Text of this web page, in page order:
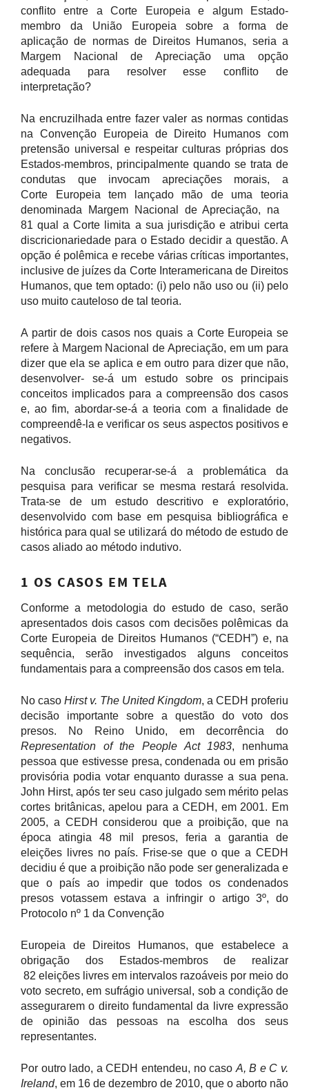
conflito entre a Corte Europeia e algum Estado-
membro da União Europeia sobre a forma de
aplicação de normas de Direitos Humanos, seria a
Margem Nacional de Apreciação uma opção
adequada para resolver esse conflito de
interpretação?
Na encruzilhada entre fazer valer as normas contidas
na Convenção Europeia de Direito Humanos com
pretensão universal e respeitar culturas próprias dos
Estados-membros, principalmente quando se trata de
condutas que invocam apreciações morais, a
Corte Europeia tem lançado mão de uma teoria
denominada Margem Nacional de Apreciação, na
81 qual a Corte limita a sua jurisdição e atribui certa
discricionariedade para o Estado decidir a questão. A
opção é polêmica e recebe várias críticas importantes,
inclusive de juízes da Corte Interamericana de Direitos
Humanos, que tem optado: (i) pelo não uso ou (ii) pelo
uso muito cauteloso de tal teoria.
A partir de dois casos nos quais a Corte Europeia se
refere à Margem Nacional de Apreciação, em um para
dizer que ela se aplica e em outro para dizer que não,
desenvolver- se-á um estudo sobre os principais
conceitos implicados para a compreensão dos casos
e, ao fim, abordar-se-á a teoria com a finalidade de
compreendê-la e verificar os seus aspectos positivos e
negativos.
Na conclusão recuperar-se-á a problemática da
pesquisa para verificar se mesma restará resolvida.
Trata-se de um estudo descritivo e exploratório,
desenvolvido com base em pesquisa bibliográfica e
histórica para qual se utilizará do método de estudo de
casos aliado ao método indutivo.
1 OS CASOS EM TELA
Conforme a metodologia do estudo de caso, serão
apresentados dois casos com decisões polêmicas da
Corte Europeia de Direitos Humanos (“CEDH”) e, na
sequência, serão investigados alguns conceitos
fundamentais para a compreensão dos casos em tela.
No caso Hirst v. The United Kingdom, a CEDH proferiu
decisão importante sobre a questão do voto dos
presos. No Reino Unido, em decorrência do
Representation of the People Act 1983, nenhuma
pessoa que estivesse presa, condenada ou em prisão
provisória podia votar enquanto durasse a sua pena.
John Hirst, após ter seu caso julgado sem mérito pelas
cortes britânicas, apelou para a CEDH, em 2001. Em
2005, a CEDH considerou que a proibição, que na
época atingia 48 mil presos, feria a garantia de
eleições livres no país. Frise-se que o que a CEDH
decidiu é que a proibição não pode ser generalizada e
que o país ao impedir que todos os condenados
presos votassem estava a infringir o artigo 3º, do
Protocolo nº 1 da Convenção
Europeia de Direitos Humanos, que estabelece a
obrigação dos Estados-membros de realizar
82 eleições livres em intervalos razoáveis por meio do
voto secreto, em sufrágio universal, sob a condição de
assegurarem o direito fundamental da livre expressão
de opinião das pessoas na escolha dos seus
representantes.
Por outro lado, a CEDH entendeu, no caso A, B e C v.
Ireland, em 16 de dezembro de 2010, que o aborto não